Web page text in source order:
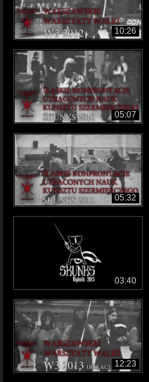
10:26
05:07
05:32
03:40
12:23